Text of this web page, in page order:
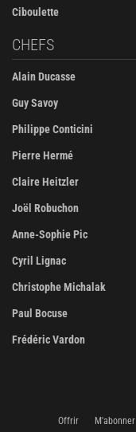
Ciboulette
CHEFS
Alain Ducasse
Guy Savoy
Philippe Conticini
Pierre Hermé
Claire Heitzler
Joël Robuchon
Anne-Sophie Pic
Cyril Lignac
Christophe Michalak
Paul Bocuse
Frédéric Vardon
Offrir M'abonner